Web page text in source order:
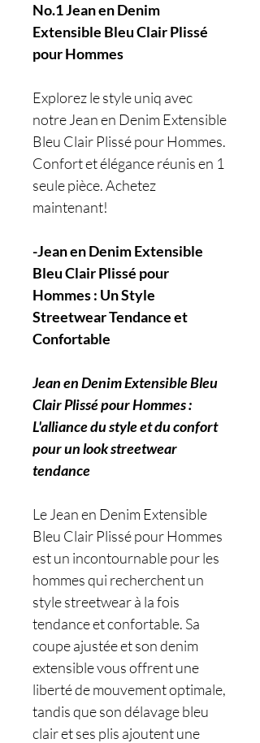
No.1 Jean en Denim
Extensible Bleu Clair Plissé
pour Hommes
Explorez le style uniq avec
notre Jean en Denim Extensible
Bleu Clair Plissé pour Hommes.
Confort et élégance réunis en 1
seule pièce. Achetez
maintenant!
-Jean en Denim Extensible
Bleu Clair Plissé pour
Hommes : Un Style
Streetwear Tendance et
Confortable
Jean en Denim Extensible Bleu
Clair Plissé pour Hommes :
L'alliance du style et du confort
pour un look streetwear
tendance
Le Jean en Denim Extensible
Bleu Clair Plissé pour Hommes
est un incontournable pour les
hommes qui recherchent un
style streetwear à la fois
tendance et confortable. Sa
coupe ajustée et son denim
extensible vous offrent une
liberté de mouvement optimale,
tandis que son délavage bleu
clair et ses plis ajoutent une